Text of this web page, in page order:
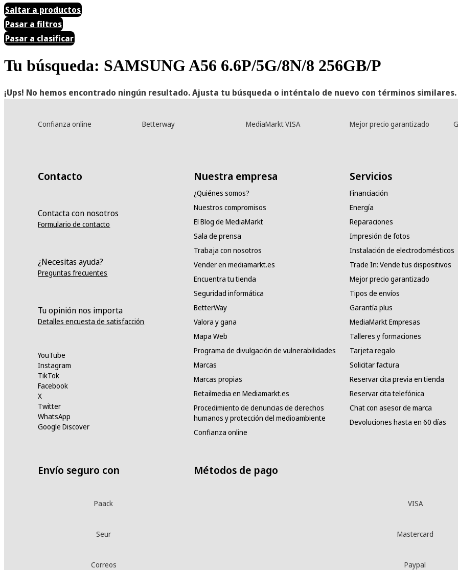
Saltar a productos
Pasar a filtros
Pasar a clasificar
Tu búsqueda: SAMSUNG A56 6.6P/5G/8N/8 256GB/P
¡Ups! No hemos encontrado ningún resultado. Ajusta tu búsqueda o inténtalo de nuevo con términos similares.
Confianza online Betterway MediaMarkt VISA Mejor precio garantizado
Contacto
Contacta con nosotros
Formulario de contacto
¿Necesitas ayuda?
Preguntas frecuentes
Tu opinión nos importa
Detalles encuesta de satisfacción
YouTube
Instagram
TikTok
Facebook
X
Twitter
WhatsApp
Google Discover
Nuestra empresa
¿Quiénes somos?
Nuestros compromisos
El Blog de MediaMarkt
Sala de prensa
Trabaja con nosotros
Vender en mediamarkt.es
Encuentra tu tienda
Seguridad informática
BetterWay
Valora y gana
Mapa Web
Programa de divulgación de vulnerabilidades
Marcas
Marcas propias
Retailmedia en Mediamarkt.es
Procedimiento de denuncias de derechos
humanos y protección del medioambiente
Confianza online
Servicios
Financiación
Energía
Reparaciones
Impresión de fotos
Instalación de electrodomésticos
Trade In: Vende tus dispositivos
Mejor precio garantizado
Tipos de envíos
Garantía plus
MediaMarkt Empresas
Talleres y formaciones
Tarjeta regalo
Solicitar factura
Reservar cita previa en tienda
Reservar cita telefónica
Chat con asesor de marca
Devoluciones hasta en 60 días
Envío seguro con
Paack
Seur
Correos
Métodos de pago
VISA
Mastercard
Paypal